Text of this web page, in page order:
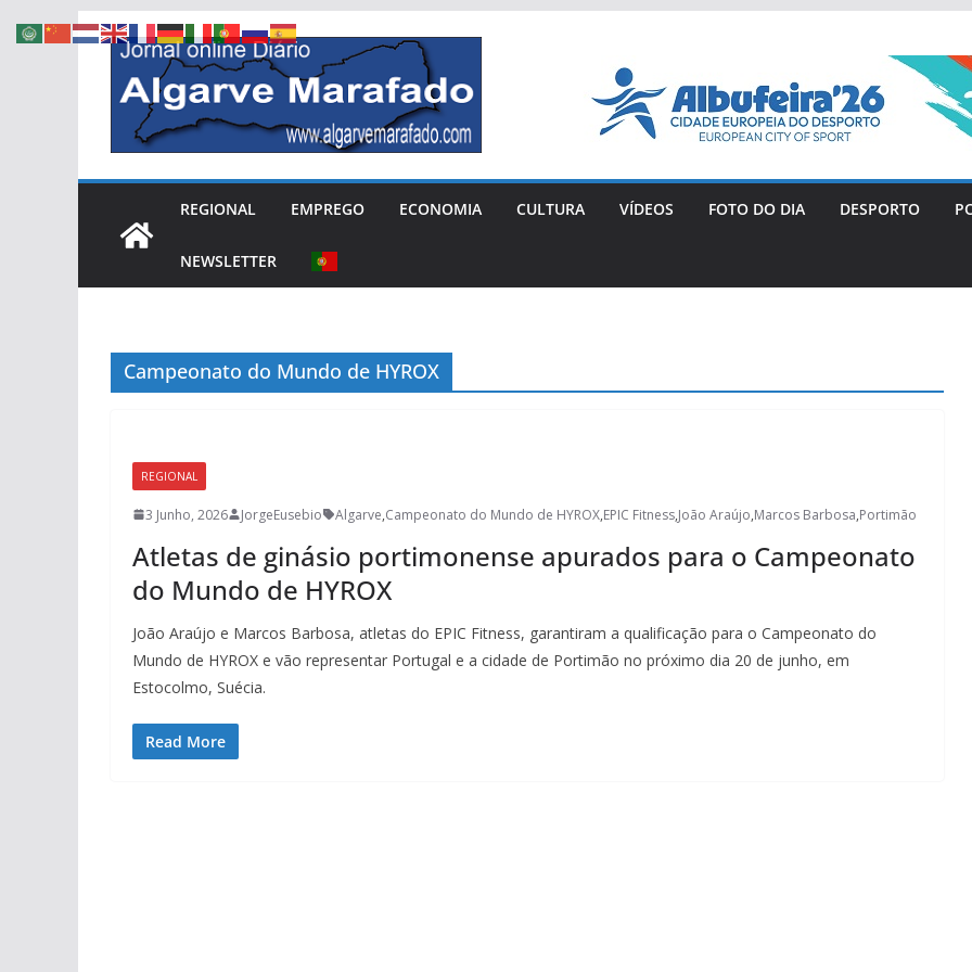
Skip
content
REGIONAL EMPREGO ECONOMIA CULTURA VÍDEOS FOTO DO DIA DESPORTO
NEWSLETTER
Campeonato do Mundo de HYROX
REGIONAL
3 Junho, 2026 JorgeEusebio Algarve,Campeonato do Mundo de HYROX,EPIC Fitness,João Araújo,Marcos Barbosa,Portimão
Atletas de ginásio portimonense apurados para o Campeonato
do Mundo de HYROX
João Araújo e Marcos Barbosa, atletas do EPIC Fitness, garantiram a qualificação para o Campeonato do
Mundo de HYROX e vão representar Portugal e a cidade de Portimão no próximo dia 20 de junho, em
Estocolmo, Suécia.
Read More